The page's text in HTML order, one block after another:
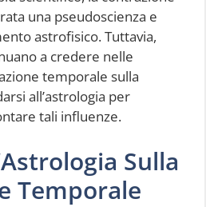
una pseudoscienza e
astrofisico. Tuttavia,
a credere nelle
temporale sulla
all’astrologia per
tali influenze.
Sulla
Temporale